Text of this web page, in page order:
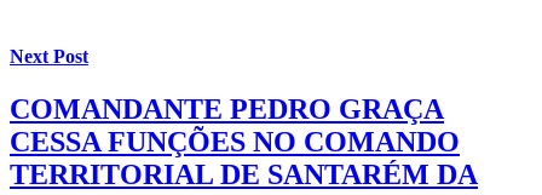
Next Post
COMANDANTE PEDRO GRAÇA
CESSA FUNÇÕES NO COMANDO
TERRITORIAL DE SANTARÉM DA